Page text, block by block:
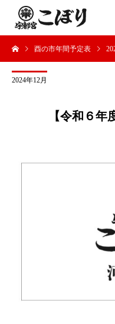
酉の市年間予定表
2024年12月
【令和６年